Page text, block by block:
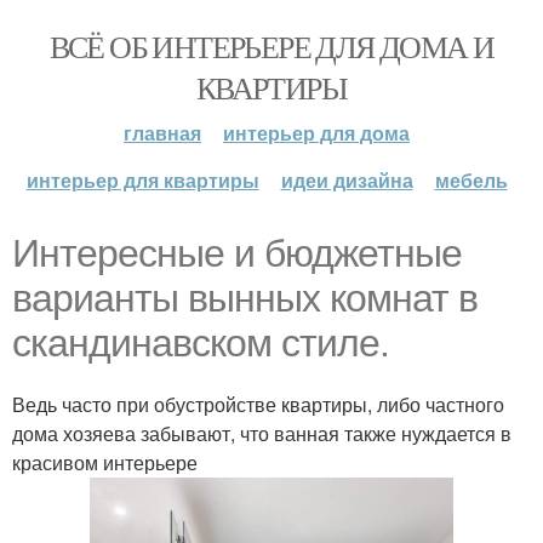
ВСЁ ОБ ИНТЕРЬЕРЕ ДЛЯ ДОМА И
КВАРТИРЫ
главная
интерьер для дома
интерьер для квартиры
идеи дизайна мебель
Интересные и бюджетные
варианты вынных комнат в
скандинавском стиле.
Ведь часто при обустройстве квартиры, либо частного
дома хозяева забывают, что ванная также нуждается в
красивом интерьере